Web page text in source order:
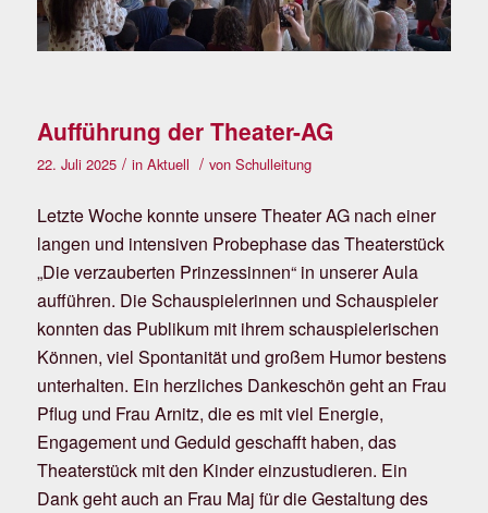
Aufführung der Theater-AG
22. Juli 2025 / in Aktuell / von Schulleitung
Letzte Woche konnte unsere Theater AG nach einer
langen und intensiven Probephase das Theaterstück
„Die verzauberten Prinzessinnen“ in unserer Aula
aufführen. Die Schauspielerinnen und Schauspieler
konnten das Publikum mit ihrem schauspielerischen
Können, viel Spontanität und großem Humor bestens
unterhalten. Ein herzliches Dankeschön geht an Frau
Pflug und Frau Arnitz, die es mit viel Energie,
Engagement und Geduld geschafft haben, das
Theaterstück mit den Kinder einzustudieren. Ein
Dank geht auch an Frau Maj für die Gestaltung des